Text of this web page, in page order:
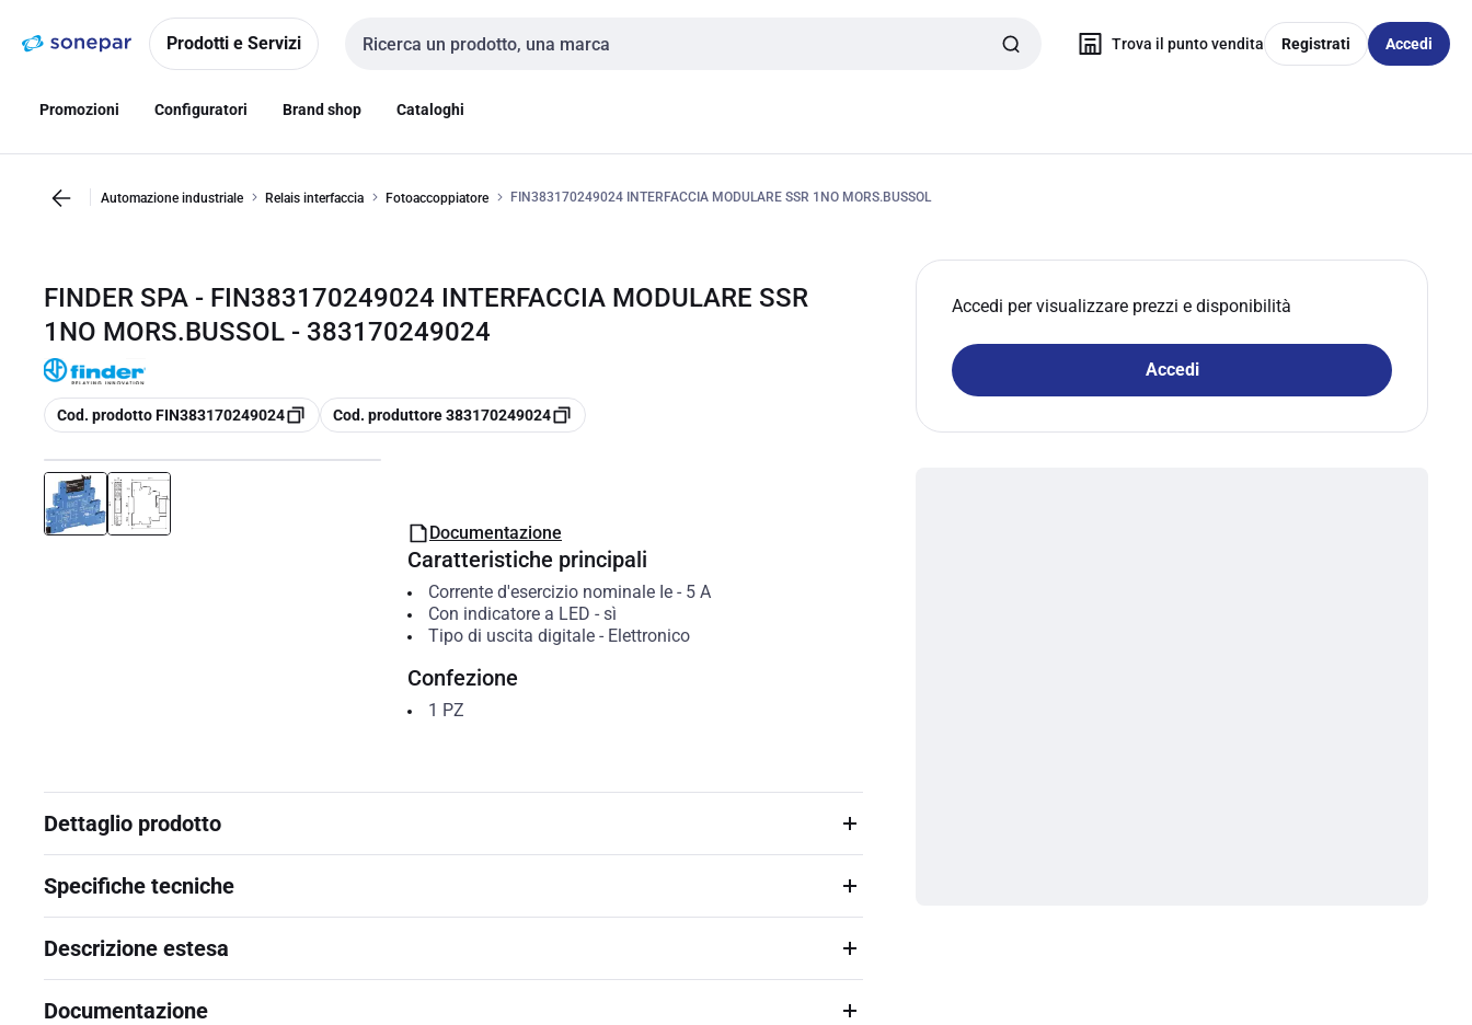
navigazionealla
Prodotti e Servizi
Cerca input
Trova il punto vendita Registrati Accedi
Promozioni Configuratori Brand shop Cataloghi
Automazione industriale Relais interfaccia Fotoaccoppiatore FIN383170249024 INTERFACCIA MODULARE SSR 1NO MORS.BUSSOL
FINDER SPA - FIN383170249024 INTERFACCIA MODULARE SSR
1NO MORS.BUSSOL - 383170249024
copia
Cod. prodotto FIN383170249024 copia
Cod. produttore 383170249024
Accedi per visualizzare prezzi e disponibilità
Accedi
Documentazione
Caratteristiche principali
Corrente d'esercizio nominale Ie- 5 A
Con indicatore a LED - sì
Tipo di uscita digitale- Elettronico
Confezione
1 PZ
Dettaglio prodotto
Specifiche tecniche
Descrizione estesa
Documentazione